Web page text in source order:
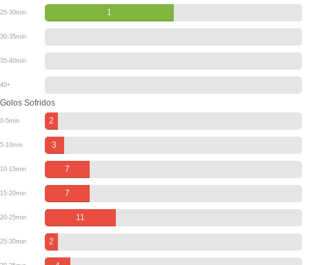
25-30min 1
30-35min
35-40min
40+
Golos Sofridos
0-5min 2
5-10min 3
10-15min 7
15-20min 7
20-25min 11
25-30min 2